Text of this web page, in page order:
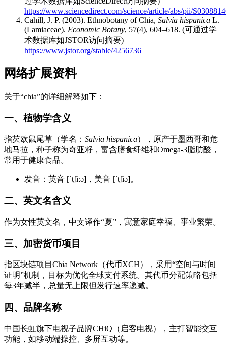
https://www.sciencedirect.com/science/article/abs/pii/
Cahill, J. P. (2003). Ethnobotany of Chia, Salvia hispanica L.
(Lamiaceae). Economic Botany, 57(4), 604–618. (可通过学
术数据库如JSTOR访问摘要)
https://www.jstor.org/stable/4256736
网络扩展资料
关于“chia”的详细解释如下：
一、植物学含义
指芡欧鼠尾草（学名： Salvia hispanica），原产于墨西哥和危
地马拉，种子称为奇亚籽，富含膳食纤维和Omega-3脂肪酸，
常用于健康食品。
发音：英音 [ˈtʃiːə]，美音 [ˈtʃiə]。
二、英文名含义
作为女性英文名，中文译作“夏”，寓意家庭幸福、事业繁荣。
三、加密货币项目
指区块链项目Chia Network（代币XCH），采用“空间与时间
证明”机制，目标为优化全球支付系统。其代币分配策略包括
每3年减半，总量无上限但发行速率递减。
四、品牌名称
中国长虹旗下电视子品牌CHiQ（启客电视），主打智能交互
功能，如移动端操控、多屏互动等。